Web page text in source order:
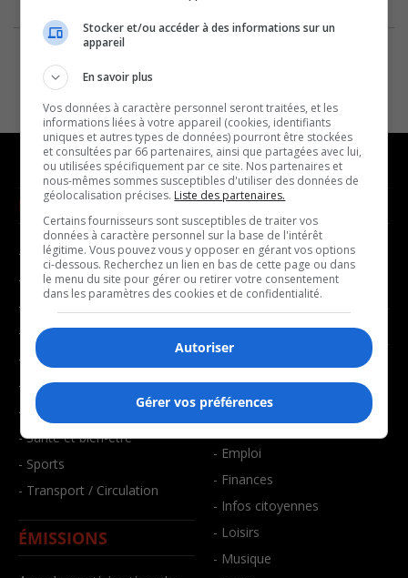
NOUVELLES
- Affaires municipales
- Communauté / Social
- Culture
- Économie
- Éducation
- Environnement
- Faits divers
- Santé et bien-être
- Sports
- Transport / Circulation
ÉMISSIONS
MUSIQUE
- Décompte franco
- Joué récemment
BALADOS
- Art de vivre
- Bien-être
- Emploi
- Finances
- Infos citoyennes
- Loisirs
- Musique
Stocker et/ou accéder à des informations sur un
appareil
En savoir plus
Vos données à caractère personnel seront traitées, et les
informations liées à votre appareil (cookies, identifiants
uniques et autres types de données) pourront être stockées
et consultées par 66 partenaires, ainsi que partagées avec lui,
ou utilisées spécifiquement par ce site. Nos partenaires et
nous-mêmes sommes susceptibles d'utiliser des données de
géolocalisation précises. Liste des partenaires.
Certains fournisseurs sont susceptibles de traiter vos
données à caractère personnel sur la base de l'intérêt
légitime. Vous pouvez vous y opposer en gérant vos options
ci-dessous. Recherchez un lien en bas de cette page ou dans
le menu du site pour gérer ou retirer votre consentement
dans les paramètres des cookies et de confidentialité.
Autoriser
Gérer vos préférences